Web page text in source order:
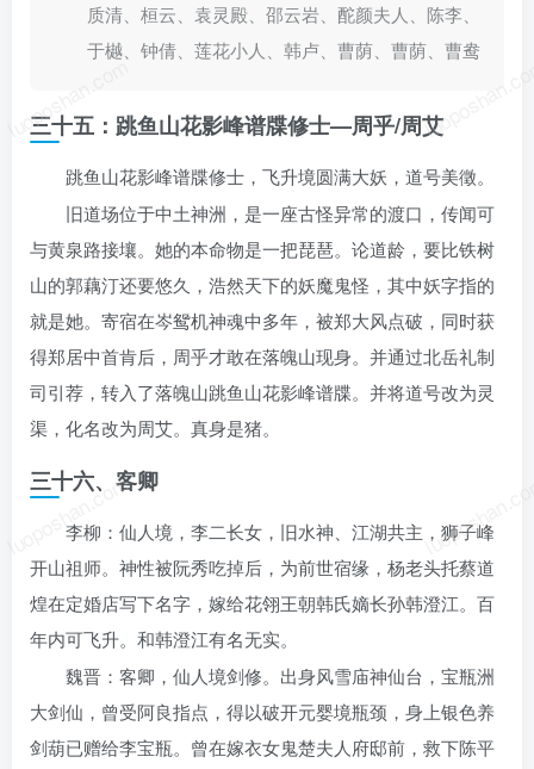
luoposhan.com
luoposhan.com
质清、桓云、袁灵殿、邵云岩、酡颜夫人、陈李、
于樾、钟倩、莲花小人、韩卢、曹荫、曹荫、曹鸯
三十五：跳鱼山花影峰谱牒修士—周乎/周艾
跳鱼山花影峰谱牒修士，飞升境圆满大妖，道号美徵。
旧道场位于中土神洲，是一座古怪异常的渡口，传闻可
与黄泉路接壤。她的本命物是一把琵琶。论道龄，要比铁树
山的郭藕汀还要悠久，浩然天下的妖魔鬼怪，其中妖字指的
就是她。寄宿在岑鸳机神魂中多年，被郑大风点破，同时获
得郑居中首肯后，周乎才敢在落魄山现身。并通过北岳礼制
司引荐，转入了落魄山跳鱼山花影峰谱牒。并将道号改为灵
渠，化名改为周艾。真身是猪。
三十六、客卿
李柳：仙人境，李二长女，旧水神、江湖共主，狮子峰
开山祖师。神性被阮秀吃掉后，为前世宿缘，杨老头托蔡道
煌在定婚店写下名字，嫁给花翎王朝韩氏嫡长孙韩澄江。百
年内可飞升。和韩澄江有名无实。
魏晋：客卿，仙人境剑修。出身风雪庙神仙台，宝瓶洲
大剑仙，曾受阿良指点，得以破开元婴境瓶颈，身上银色养
剑葫已赠给李宝瓶。曾在嫁衣女鬼楚夫人府邸前，救下陈平